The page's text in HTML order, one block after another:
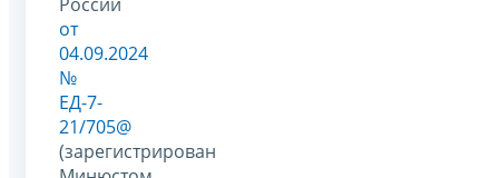
от
04.09.2024
№
ЕД-7-
21/705@
(зарегистрирован